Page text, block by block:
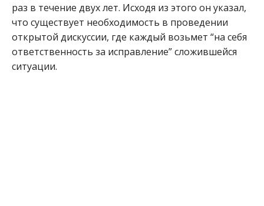
раз в течение двух лет. Исходя из этого он указал,
что существует необходимость в проведении
открытой дискуссии, где каждый возьмет “на себя
ответственность за исправление” сложившейся
ситуации.